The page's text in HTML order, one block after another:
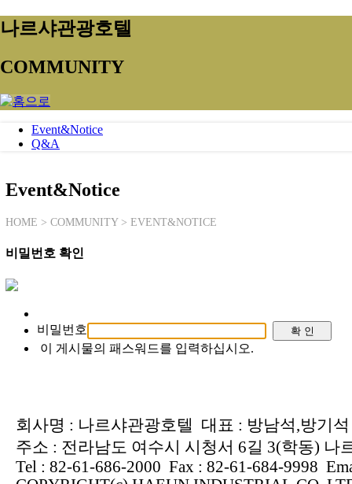
나르샤관광호텔
COMMUNITY
Event&Notice
Q&A
Event&Notice
HOME > COMMUNITY > EVENT&NOTICE
비밀번호 확인
비밀번호
이 게시물의 패스워드를 입력하십시오.
회사명 : 나르샤관광호텔 대표 : 방남석,방기
주소 : 전라남도 여수시 시청서 6길 3(학동) 나
Tel : 82-61-686-2000 Fax : 82-61-684-9998